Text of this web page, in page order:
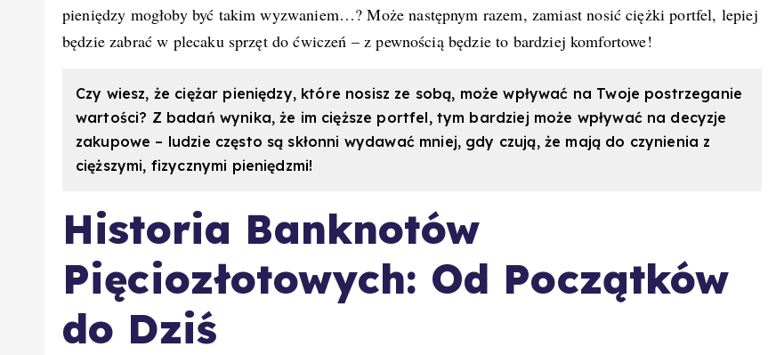
pieniędzy mogłoby być takim wyzwaniem…? Może następnym razem, zamiast nosić ciężki portfel, lepiej
będzie zabrać w plecaku sprzęt do ćwiczeń – z pewnością będzie to bardziej komfortowe!
Czy wiesz, że ciężar pieniędzy, które nosisz ze sobą, może wpływać na Twoje postrzeganie
wartości? Z badań wynika, że im cięższe portfel, tym bardziej może wpływać na decyzje
zakupowe – ludzie często są skłonni wydawać mniej, gdy czują, że mają do czynienia z
cięższymi, fizycznymi pieniędzmi!
Historia Banknotów
Pięciozłotowych: Od Początków
do Dziś